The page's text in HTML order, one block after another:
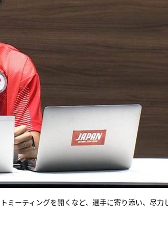
ミーティングを開くなど、選手に寄り添い、尽力